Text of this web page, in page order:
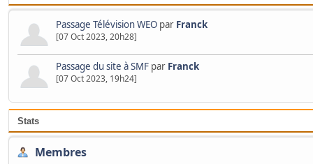
Passage Télévision WEO par Franck
[07 Oct 2023, 20h28]
Passage du site à SMF par Franck
[07 Oct 2023, 19h24]
Stats
Membres